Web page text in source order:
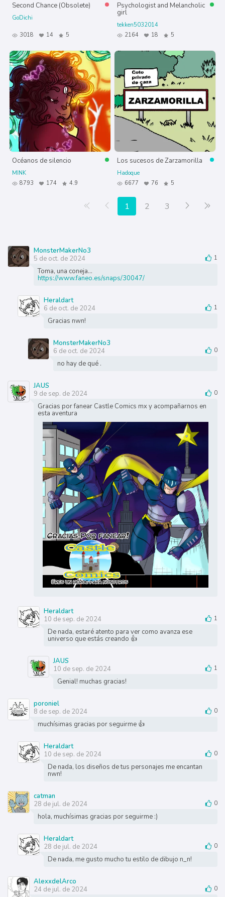
Second Chance (Obsolete)
GoDichi
3018 14 5
Psychologist and Melancholic
girl
tekken5032014
2164
18 5
Océanos de silencio
MINK
8793
174 4.9
Los sucesos de Zarzamorilla
Hadoque
6677
76 5
Primera página
Anterior
1 2 3 Siguiente
MonsterMakerNo3
5 de oct. de 2024
1
Toma, una coneja...
https://www.faneo.es/snaps/30047/
Heraldart
6 de oct. de 2024
1
Gracias nwn!
MonsterMakerNo3
6 de oct. de 2024
0
no hay de qué .
JAUS
9 de sep. de 2024
0
Gracias por fanear Castle Comics mx y acompañarnos en
esta aventura
Heraldart
10 de sep. de 2024
1
De nada, estaré atento para ver como avanza ese
universo que estás creando 👍
JAUS
10 de sep. de 2024
1
Genial! muchas gracias!
poroniel
8 de sep. de 2024
0
muchísimas gracias por seguirme 👍
Heraldart
10 de sep. de 2024
0
De nada, los diseños de tus personajes me encantan
nwn!
catman
28 de jul. de 2024
0
hola, muchísimas gracias por seguirme :)
Heraldart
28 de jul. de 2024
0
De nada, me gusto mucho tu estilo de dibujo n_n!
AlexxdelArco
24 de jul. de 2024
0